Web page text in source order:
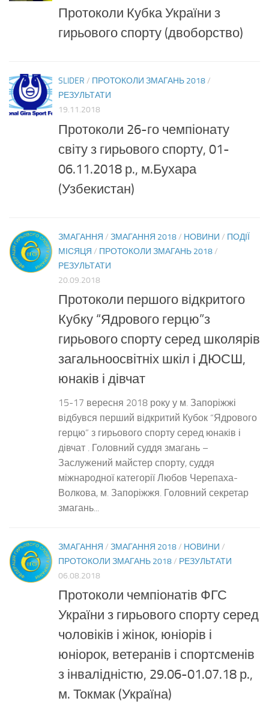
Протоколи Кубка України з
гирьового спорту (двоборство)
SLIDER / ПРОТОКОЛИ ЗМАГАНЬ 2018/
РЕЗУЛЬТАТИ
19.11.2018
Протоколи 26-го чемпіонату
світу з гирьового спорту, 01-
06.11.2018 р., м.Бухара
(Узбекистан)
ЗМАГАННЯ / ЗМАГАННЯ 2018/ НОВИНИ / ПОДІЇ
МІСЯЦЯ / ПРОТОКОЛИ ЗМАГАНЬ 2018/
РЕЗУЛЬТАТИ
20.09.2018
Протоколи першого відкритого
Кубку “Ядрового герцю”з
гирьового спорту серед школярів
загальноосвітніх шкіл і ДЮСШ,
юнаків і дівчат
15-17 вересня 2018 року у м. Запоріжжі
відбувся перший відкритий Кубок “Ядрового
герцю” з гирьового спорту серед юнаків і
дівчат . Головний суддя змагань –
Заслужений майстер спорту, суддя
міжнародної категорії Любов Черепаха-
Волкова, м. Запоріжжя. Головний секретар
змагань...
ЗМАГАННЯ / ЗМАГАННЯ 2018/ НОВИНИ /
ПРОТОКОЛИ ЗМАГАНЬ 2018/ РЕЗУЛЬТАТИ
06.08.2018
Протоколи чемпіонатів ФГС
України з гирьового спорту серед
чоловіків і жінок, юніорів і
юніорок, ветеранів і спортсменів
з інвалідністю, 29.06-01.07.18 р.,
м. Токмак (Україна)